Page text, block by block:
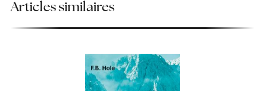
Articles similaires